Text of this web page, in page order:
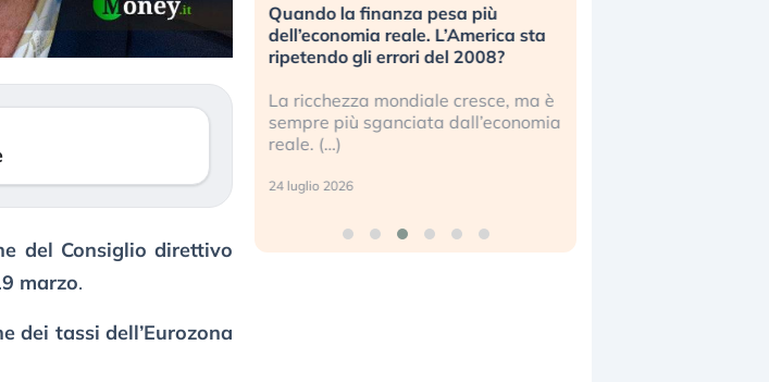
del Consiglio direttivo
marzo.
dei tassi dell’Eurozona
vita è rovinata». Investitori
al panico dopo lo scoppio
AI
gli investitori retail (…)
Quando la finanza pesa più
dell’economia reale. L’America sta
ripetendo gli errori del 2008?
La ricchezza mondiale cresce, ma è
sempre più sganciata dall’economia
reale. (…)
24 luglio 2026